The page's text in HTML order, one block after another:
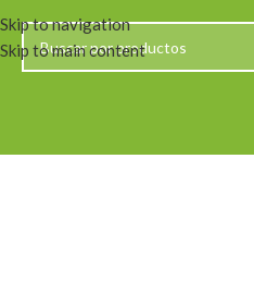
Skip to navigation
Skip to main content